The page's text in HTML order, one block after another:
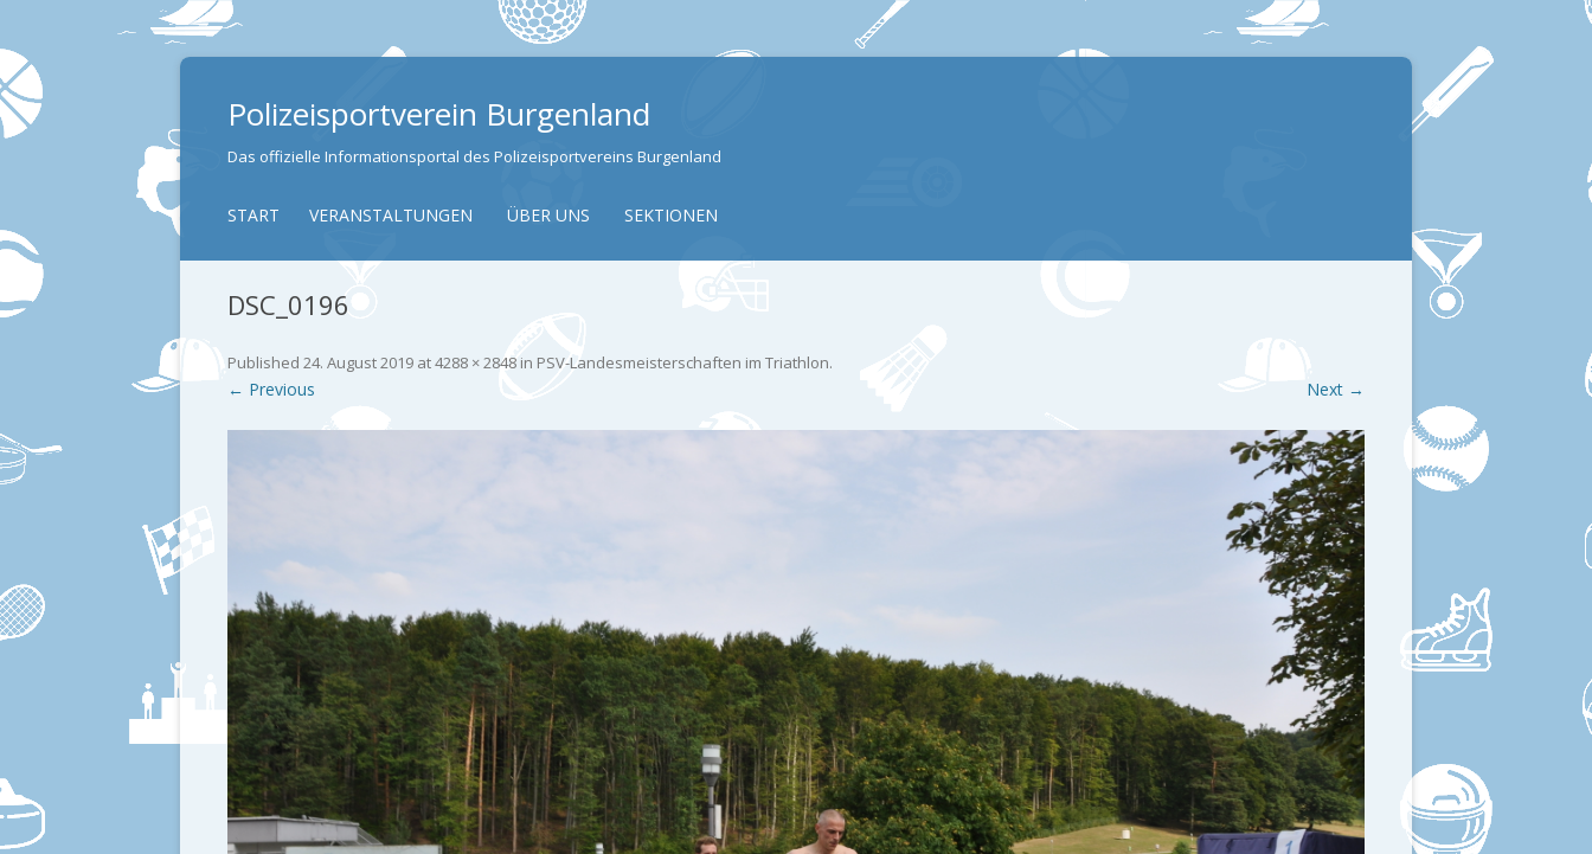
Polizeisportverein Burgenland
Das offizielle Informationsportal des Polizeisportvereins Burgenland
START VERANSTALTUNGEN ÜBER UNS SEKTIONEN
DSC_0196
Published 24. August 2019 at4288 × 2848 in PSV-Landesmeisterschaften im Triathlon.
← Previous Next →